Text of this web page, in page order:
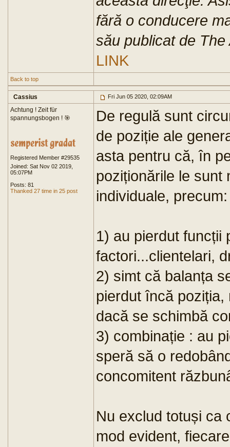
fără o conducere
său publicat de The
LINK
Back to top
Cassius Fri Jun 05 2020, 02:09AM
Achtung ! Zeit für
spannungsbogen ! 🎯
Registered Member #29535
Joined: Sat Nov 02 2019,
05:07PM
Posts: 81
Thanked 27 time in 25 post
De regulă sunt
de poziție ale
asta pentru că, în
poziționările le sunt
individuale, precum:
1) au pierdut funcții
factori...clientelari,
2) simt că balanța
pierdut încă
dacă se schimbă
3) combinație : au
speră să o
concomitent
Nu exclud totuși ca
mod evident,